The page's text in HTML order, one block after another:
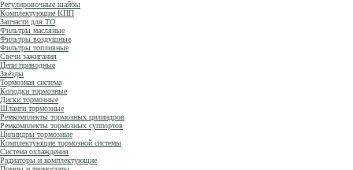
Регулировочные шайбы
Комплектующие КПП
Запчасти для ТО
Фильтры масляные
Фильтры воздушные
Фильтры топливные
Свечи зажигания
Цепи приводные
Звёзды
Тормозная система
Колодки тормозные
Диски тормозные
Шланги тормозные
Ремкомплекты тормозных цилиндров
Ремкомплекты тормозных суппортов
Цилиндры тормозные
Комплектующие тормозной системы
Система охлаждения
Радиаторы и комплектующие